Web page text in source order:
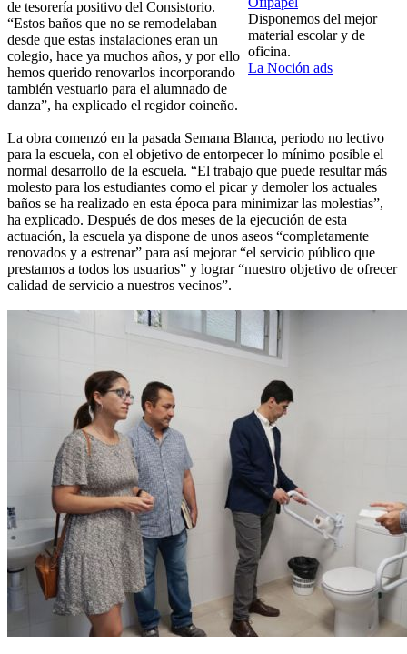
Disponemos del mejor
material escolar y de
oficina.
La Noción ads
de tesorería positivo del Consistorio.
“Estos baños que no se remodelaban
desde que estas instalaciones eran un
colegio, hace ya muchos años, y por ello
hemos querido renovarlos incorporando
también vestuario para el alumnado de
danza”, ha explicado el regidor coineño.
La obra comenzó en la pasada Semana Blanca, periodo no lectivo
para la escuela, con el objetivo de entorpecer lo mínimo posible el
normal desarrollo de la escuela. “El trabajo que puede resultar más
molesto para los estudiantes como el picar y demoler los actuales
baños se ha realizado en esta época para minimizar las molestias”,
ha explicado. Después de dos meses de la ejecución de esta
actuación, la escuela ya dispone de unos aseos “completamente
renovados y a estrenar” para así mejorar “el servicio público que
prestamos a todos los usuarios” y lograr “nuestro objetivo de ofrecer
calidad de servicio a nuestros vecinos”.